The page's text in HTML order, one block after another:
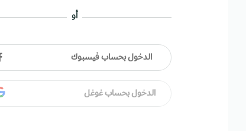
أو
الدخول بحساب فيسبوك
الدخول بحساب غوغل